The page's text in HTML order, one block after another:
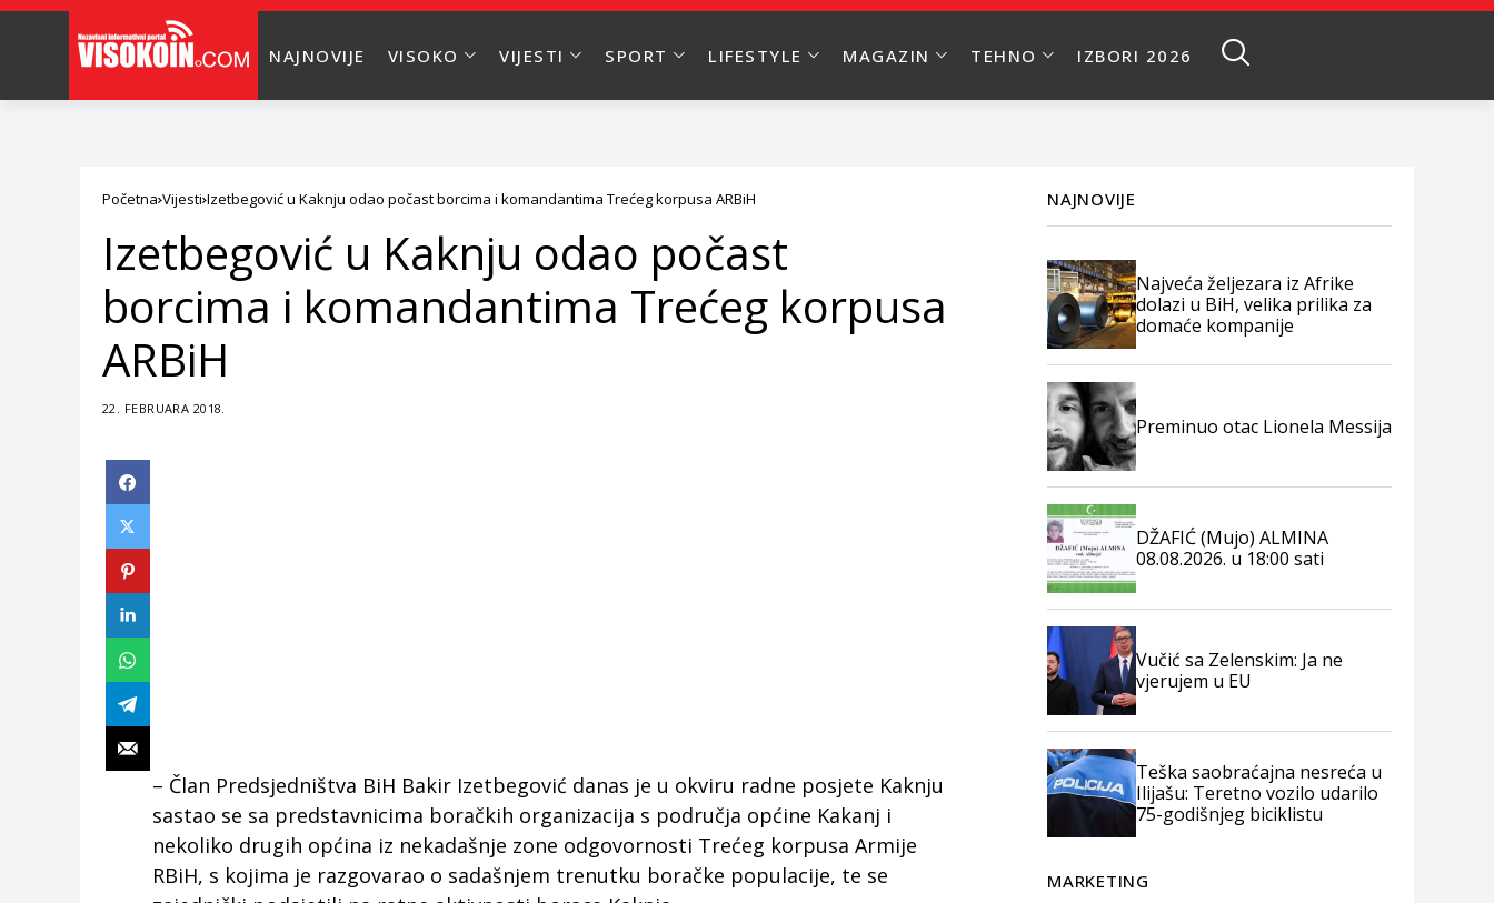
NAJNOVIJE VISOKO VIJESTI SPORT LIFESTYLE MAGAZIN TEHNO IZBORI 2026
Početna Vijesti Izetbegović u Kaknju odao počast borcima i komandantima Trećeg korpusa ARBiH
Izetbegović u Kaknju odao počast
borcima i komandantima Trećeg korpusa
ARBiH
22. FEBRUARA 2018.
– Član Predsjedništva BiH Bakir Izetbegović danas je u okviru radne posjete Kaknju
sastao se sa predstavnicima boračkih organizacija s područja općine Kakanj i
nekoliko drugih općina iz nekadašnje zone odgovornosti Trećeg korpusa Armije
RBiH, s kojima je razgovarao o sadašnjem trenutku boračke populacije, te se
NAJNOVIJE
Najveća željezara iz Afrike
dolazi u BiH, velika prilika za
domaće kompanije
Preminuo otac Lionela Messija
DŽAFIĆ (Mujo) ALMINA
08.08.2026. u 18:00 sati
Vučić sa Zelenskim: Ja ne
vjerujem u EU
Teška saobraćajna nesreća u
Ilijašu: Teretno vozilo udarilo
75-godišnjeg biciklistu
MARKETING